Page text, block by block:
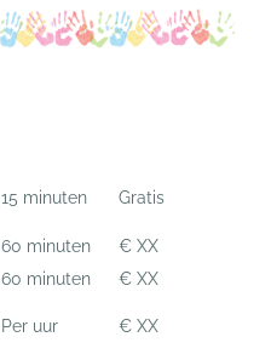
15 minuten Gratis
60 minuten
€ XX
60 minuten
€ XX
Per uur € XX